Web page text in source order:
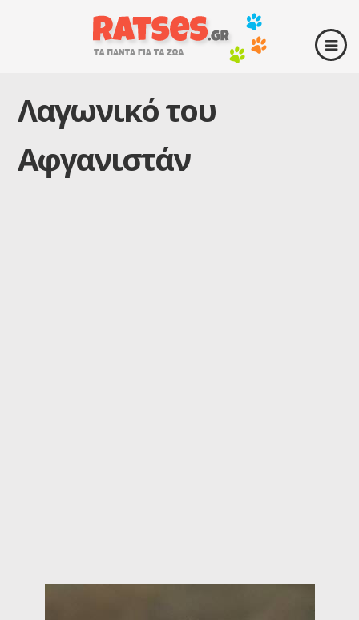
Λαγωνικό του
Αφγανιστάν